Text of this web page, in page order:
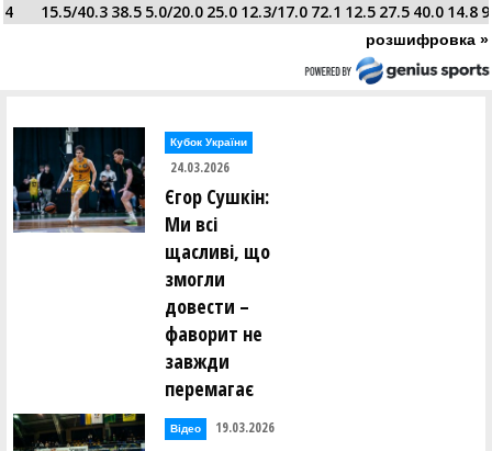
4
15.5/40.3 38.5 5.0/20.0 25.0 12.3/17.0 72.1 12.5 27.5 40.0 14.8
розшифровка »
Кубок України
24.03.2026
Єгор Сушкін:
Ми всі
щасливі, що
змогли
довести –
фаворит не
завжди
перемагає
Відео 19.03.2026